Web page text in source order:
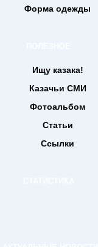
Форма одежды
Ищу казака!
Казачьи СМИ
Фотоальбом
Статьи
Ссылки